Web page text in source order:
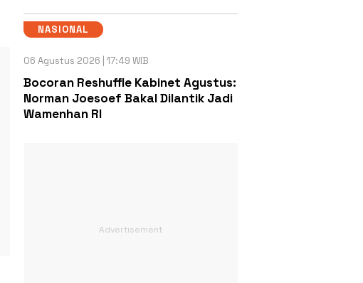
NASIONAL
06 Agustus 2026 | 17:49 WIB
Bocoran Reshuffle Kabinet Agustus:
Norman Joesoef Bakal Dilantik Jadi
Wamenhan RI